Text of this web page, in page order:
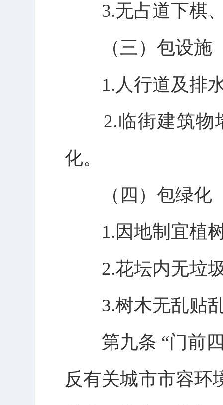
3.无占道下棋、
（三）包设施
1.人行道及排水
2.临街建筑物墙
化。
（四）包绿化
1.因地制宜植树
2.花坛内无垃圾
3.树木无乱贴乱
第九条 “门前四
反有关城市市容环